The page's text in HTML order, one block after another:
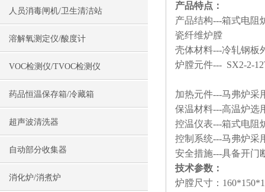
人员消毒闸机/卫生清洁站
溶解氧测定仪/酸度计
VOC检测仪/TVOC检测仪
药品恒温保存箱/冷藏箱
超声波清洗器
自动部分收集器
消化炉/消煮炉
产品特点：
产品结构---箱式电阻
瓷纤维炉膛
壳体材料---冷轧钢
炉膛元件--- SX2-2-
加热元件---马弗炉采
保温材料---高温炉选
控温仪表---箱式电阻
控制系统---马弗炉采
安全措施---具备开门
技术参数：
炉膛尺寸：